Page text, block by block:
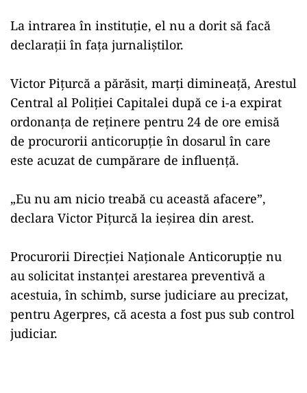
La intrarea în instituţie, el nu a dorit să facă
declaraţii în faţa jurnaliştilor.
Victor Piţurcă a părăsit, marţi dimineaţă, Arestul
Central al Poliţiei Capitalei după ce i-a expirat
ordonanţa de reţinere pentru 24 de ore emisă
de procurorii anticorupţie în dosarul în care
este acuzat de cumpărare de influenţă.
„Eu nu am nicio treabă cu această afacere”,
declara Victor Piţurcă la ieşirea din arest.
Procurorii Direcţiei Naţionale Anticorupţie nu
au solicitat instanţei arestarea preventivă a
acestuia, în schimb, surse judiciare au precizat,
pentru Agerpres, că acesta a fost pus sub control
judiciar.